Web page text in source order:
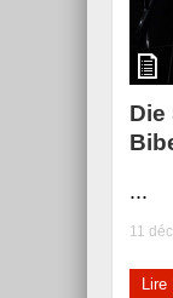
Die
...
11
Lire